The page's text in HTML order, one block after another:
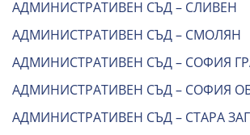
АДМИНИСТРАТИВЕН СЪД – СЛИВЕН
АДМИНИСТРАТИВЕН СЪД – СМОЛЯН
АДМИНИСТРАТИВЕН СЪД – СОФИЯ
АДМИНИСТРАТИВЕН СЪД – СОФИЯ
АДМИНИСТРАТИВЕН СЪД – СТАРА